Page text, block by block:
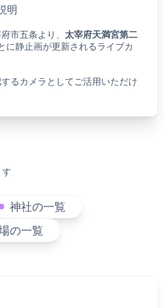
神社の一覧
の一覧
明
市五条より、 太宰府天満宮第二
に静止画が更新されるライブカ
るカメラとしてご活用いただけ